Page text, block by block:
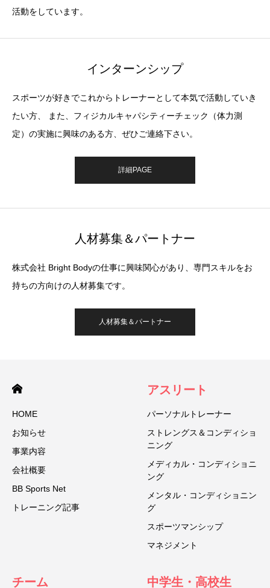
活動をしています。
インターンシップ
スポーツが好きでこれからトレーナーとして本気で活動していき
たい方、 また、フィジカルキャパシティーチェック（体力測
定）の実施に興味のある方、ぜひご連絡下さい。
詳細PAGE
人材募集＆パートナー
株式会社 Bright Bodyの仕事に興味関心があり、専門スキルをお
持ちの方向けの人材募集です。
人材募集＆パートナー
HOME
お知らせ
事業内容
会社概要
BB Sports Net
トレーニング記事
アスリート
パーソナルトレーナー
ストレングス＆コンディショ
ニング
メディカル・コンディショニ
ング
メンタル・コンディショニン
グ
スポーツマンシップ
マネジメント
チーム 中学生・高校生